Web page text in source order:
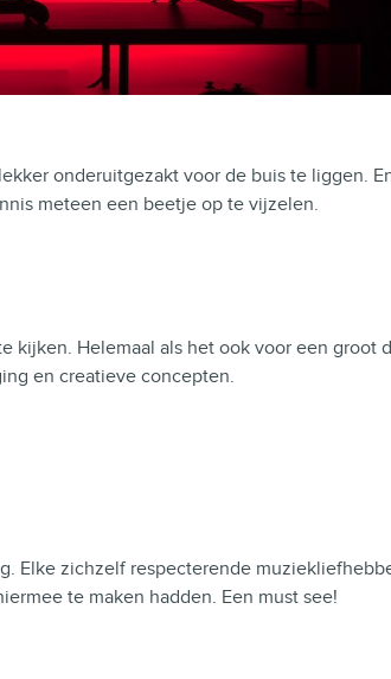
onderuitgezakt voor de buis te liggen.
meteen een beetje op te vijzelen.
kijken. Helemaal als het ook voor een groot
en creatieve concepten.
Elke zichzelf respecterende
te maken hadden. Een must see!